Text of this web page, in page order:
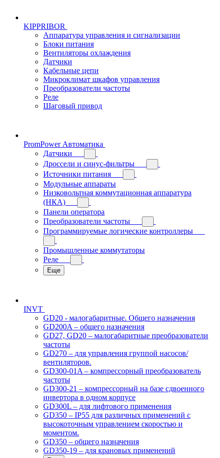
KIPPRIBOR
Аппаратура управления и сигнализации
Блоки питания
Вентиляторы охлаждения
Датчики
Кабельные цепи
Микроклимат шкафов управления
Преобразователи частоты
Реле
Шаговый привод
PromPower Автоматика
Датчики
Дроссели и синус-фильтры
Источники питания
Модульные аппараты
Низковольтная коммутационная аппаратура
(НКА)
Панели оператора
Преобразователи частоты
Программируемые логические контроллеры
Промышленные коммутаторы
Реле
Еще
INVT
GD20 - малогабаритные. Общего назначения
GD200A – общего назначения
GD27, GD20 – малогабаритные преобразователи
частоты
GD270 – для управления группой насосов/
вентиляторов.
GD300-01A – компрессорный преобразователь
частоты
GD300-21 – компрессорный на базе сдвоенного
инвертора в одном корпусе
GD300L – для лифтового применения
GD350 – IP55 для различных применений с
высокоточным управлением скоростью и
моментом.
GD350 – общего назначения
GD350-19 – для крановых применений